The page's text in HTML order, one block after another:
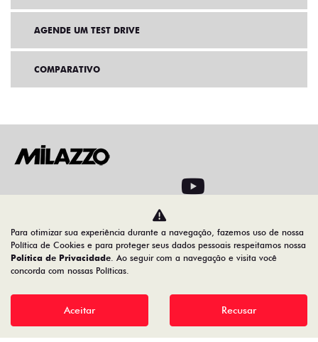
AGENDE UM TEST DRIVE
COMPARATIVO
Desacelere. Seu bem maior é a vida
08.547.329/0013-12
Para otimizar sua experiência durante a navegação, fazemos uso de nossa
Política de Cookies e para proteger seus dados pessoais respeitamos nossa
Política de Privacidade. Ao seguir com a navegação e visita você
concorda com nossas Políticas.
Aceitar Recusar